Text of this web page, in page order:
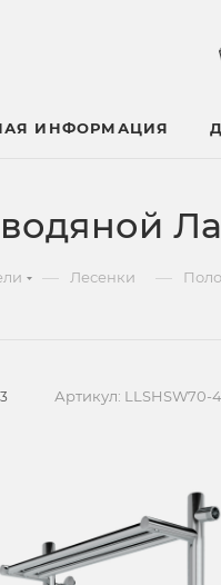
ИНФОРМАЦИЯ
— Лесенки —
3 Артикул: LLSHSW70-